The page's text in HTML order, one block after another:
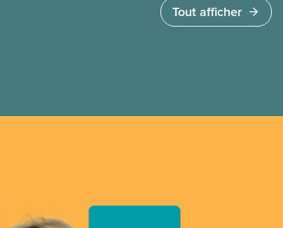
de l’entreprise. Le gouvernement libéral a
invoqué l’article 107 du Code canadien du travail
Tout afficher